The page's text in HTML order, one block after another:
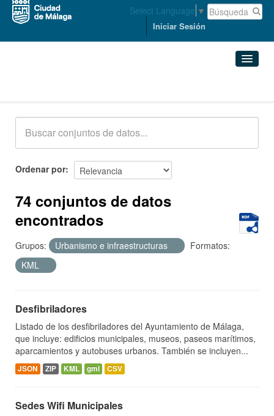
Select Language ▼
Iniciar Sesión
Acerca de
Ordenar por
74 conjuntos de datos
encontrados
Grupos: Urbanismo e infraestructuras
Formatos:
KML
Desfibriladores
Listado de los desfibriladores del Ayuntamiento de Málaga,
que incluye: edificios municipales, museos, paseos marítimos,
aparcamientos y autobuses urbanos. También se incluyen...
JSON ZIP KML gml CSV
Sedes Wifi Municipales